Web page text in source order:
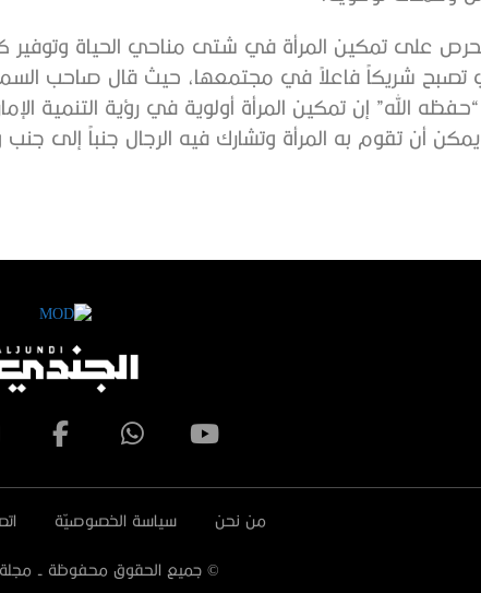
على تمكين المرأة في شتى مناحي الحياة وتوفير
تصبح شريكاً فاعلاً في مجتمعها، حيث قال صاحب
الله” إن تمكين المرأة أولوية في رؤية التنمية
أن تقوم به المرأة وتشارك فيه الرجال جنباً إلى
من نحن سياسة الخصوصيّة
© جميع الحقوق محفوظة -